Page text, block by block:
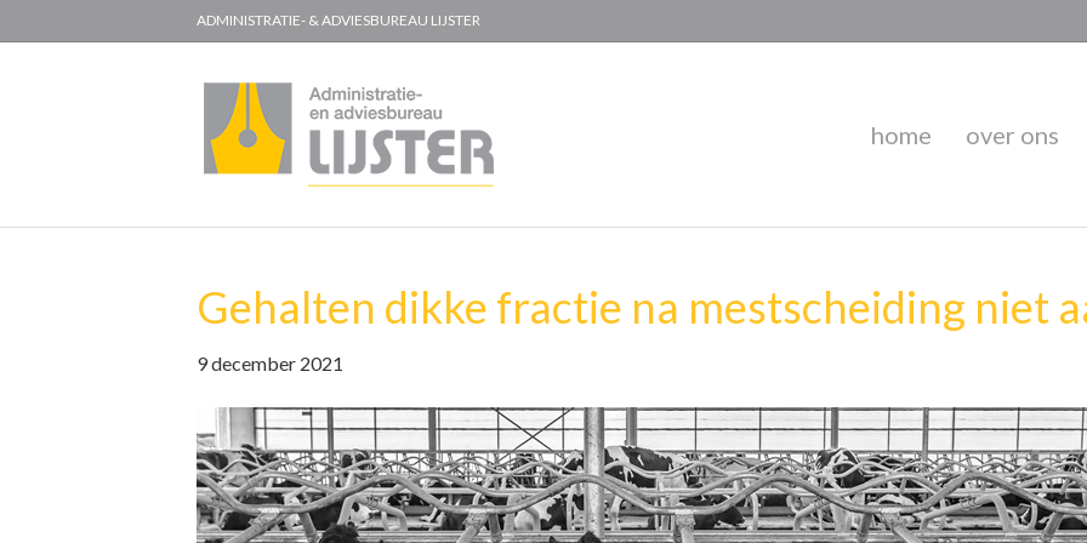
ADMINISTRATIE- & ADVIESBUREAU LIJSTER
home over ons
Gehalten dikke fractie na mestscheiding niet
9 december 2021